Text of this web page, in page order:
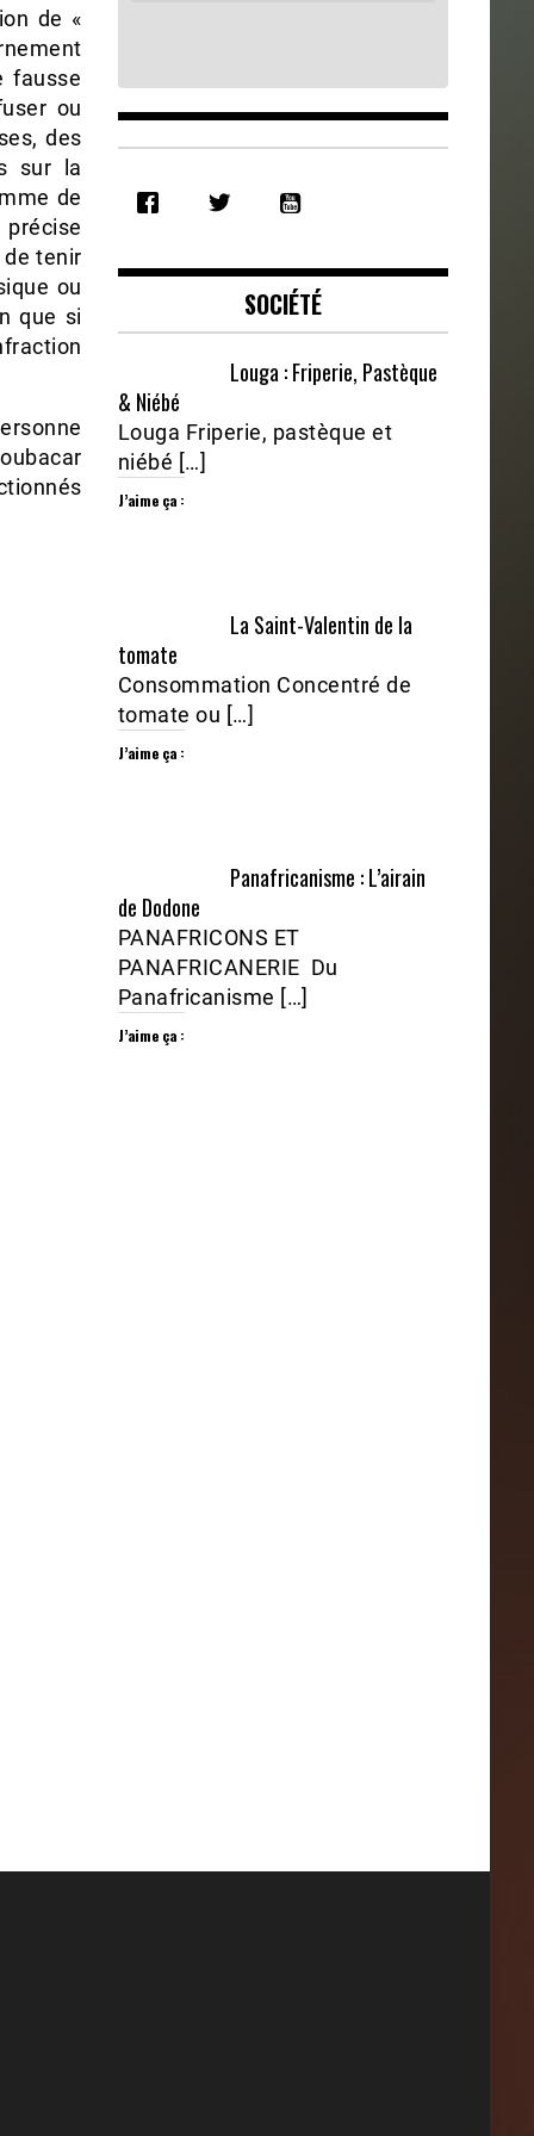
de «
fausse
ou
des
sur la
de
précise
tenir
ou
que si
RSS FEED
EMBED
SOCIÉTÉ
Louga : Friperie, Pastèque
& Niébé
Louga Friperie, pastèque et
niébé […]
J’aime ça :
La Saint-Valentin de la
tomate
Consommation Concentré de
tomate ou […]
J’aime ça :
Panafricanisme : L’airain
de Dodone
PANAFRICONS ET
PANAFRICANERIE Du
Panafricanisme […]
J’aime ça :